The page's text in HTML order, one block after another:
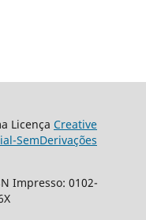
Licença Creative
SemDerivações
Impresso: 0102-